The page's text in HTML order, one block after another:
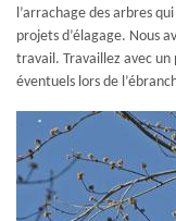
l’arrachage des arbres
projets d’élagage. Nous
travail. Travaillez avec
éventuels lors de